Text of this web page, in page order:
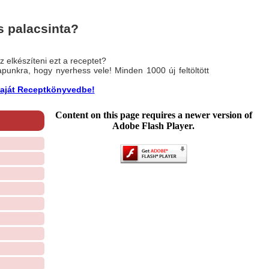
palacsinta?
elkészíteni ezt a receptet?
hogy nyerhess vele! Minden 1000 új feltöltött
Receptkönyvedbe!
Content on this page requires a newer version of
Adobe Flash Player.